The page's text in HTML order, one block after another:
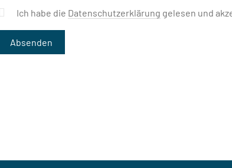
Ich habe die Datenschutzerklärung gelesen und